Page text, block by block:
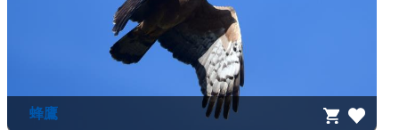
蜂鷹